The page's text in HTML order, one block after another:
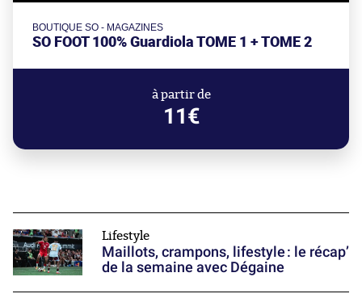
BOUTIQUE SO - MAGAZINES
SO FOOT 100% Guardiola TOME 1 + TOME 2
à partir de
11€
Lifestyle
Maillots, crampons, lifestyle : le récap’
de la semaine avec Dégaine